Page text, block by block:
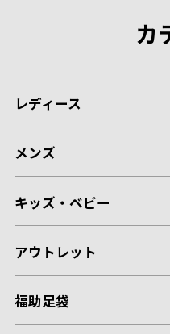
カ
レディース
メンズ
キッズ・ベビー
アウトレット
福助足袋